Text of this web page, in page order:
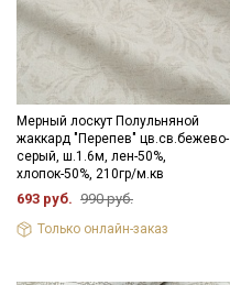
Мерный лоскут Полульняной
жаккард "Перепев" цв.св.бежево-
серый, ш.1.6м, лен-50%,
хлопок-50%, 210гр/м.кв
693 руб. 990 руб.
Только онлайн-заказ